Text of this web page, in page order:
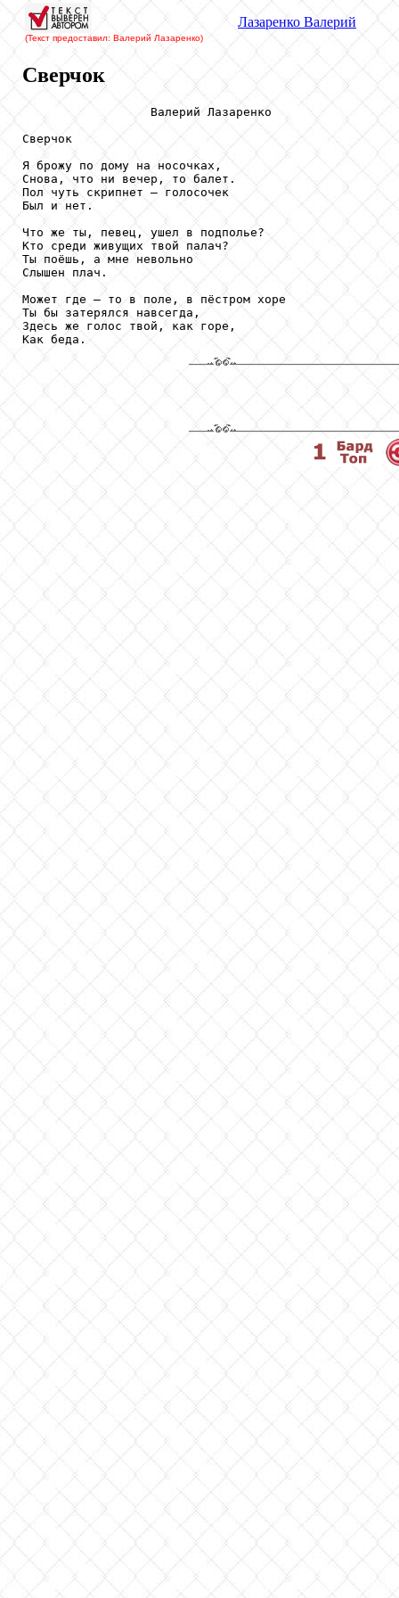
(Текст предоставил: Валерий Лазаренко)
Лазаренко Валерий
Сверчок
                  Валерий Лазаренко
Сверчок
Я брожу по дому на носочках,
Снова, что ни вечер, то балет.
Пол чуть скрипнет – голосочек
Был и нет.
Что же ты, певец, ушел в подполье?
Кто среди живущих твой палач?
Ты поёшь, а мне невольно
Слышен плач.
Может где – то в поле, в пёстром хоре
Ты бы затерялся навсегда,
Здесь же голос твой, как горе,
Как беда.